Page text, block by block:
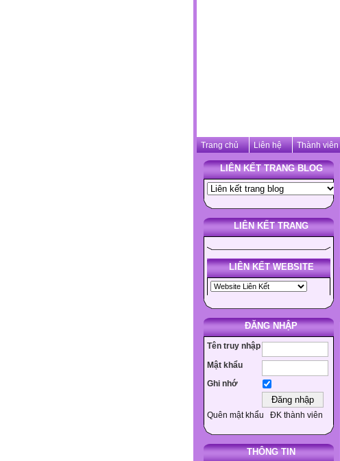
Trang chủ Liên hệ Thành viên
LIÊN KẾT TRANG BLOG
LIÊN KẾT TRANG
LIÊN KẾT WEBSITE
ĐĂNG NHẬP
Tên truy nhập
Mật khẩu
Ghi nhớ
Quên mật khẩu ĐK thành viên
THÔNG TIN